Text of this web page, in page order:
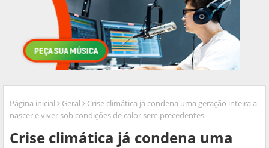
Página inicial Geral
Crise climática já condena uma geração inteira a
nascer e viver sob condições de calor sem precedentes
Crise climática já condena uma